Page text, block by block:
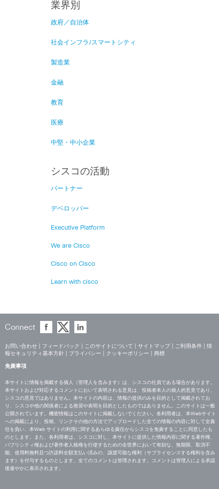
業界別
政府／自治体
社会インフラ/スマートシティ
製造業
金融
教育
医療
中堅・中小企業
シスコの活動
パートナー
デベロッパー
Executive Platform
We are Cisco
Cisco on Cisco
Learn with cisco
Connect
お問い合わせ フィードバック このサイトについて サイトマップ ご利用条件
情
報セキュリティ基本方針
プライバシー クッキーポリシー 商標
免責事項
本サイトに情報を掲載する個人（管理人を含みます）は、シスコの社員である場合があります。
本サイトおよび対応するコメントにおいて表明される意見は、投稿者本人の個人的意見であり、
シスコの意見ではありません。本サイトの内容は、情報の提供のみを目的として掲載されてお
り、シスコや他の関係者による推奨や表明を目的としたものではありません。このサイトは一般
公開されています。機密情報はこのサイトに掲載しないでください。各利用者は、本Webサイト
への掲載により、投稿、リンクその他の方法でアップロードした全ての情報の内容に対して全責
任を負い、本Web サイトの利用に関するあらゆる責任からシスコを免責することに同意したも
のとします。また、各利用者は、シスコに対し、本サイトに提供した情報内容に関する著作権、
パブリシティ権および著作者人格権を行使するための全世界において有効な、無期限、取消不
能、使用料無料且つ許諾料全額支払い済みの、譲渡可能な権利（サブライセンスする権利を含み
ます）を付与するものとします。全てのコメントは管理されます。コメントは管理人による承認
後速やかに表示されます。